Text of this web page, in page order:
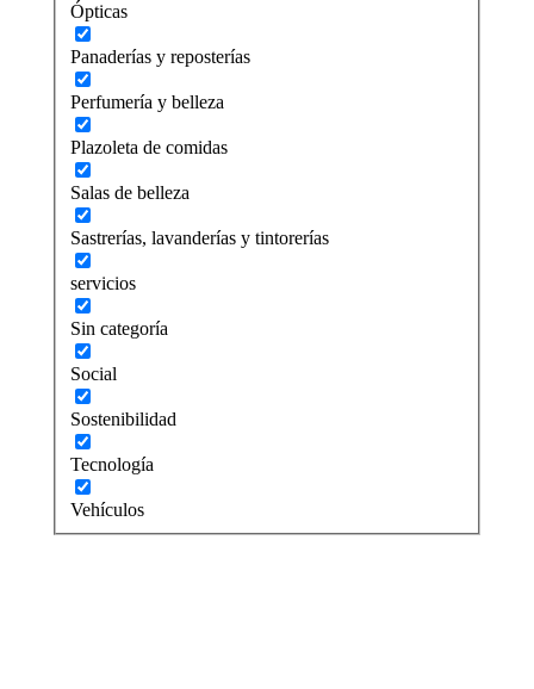
Ópticas
Panaderías y reposterías
Perfumería y belleza
Plazoleta de comidas
Salas de belleza
Sastrerías, lavanderías y tintorerías
servicios
Sin categoría
Social
Sostenibilidad
Tecnología
Vehículos